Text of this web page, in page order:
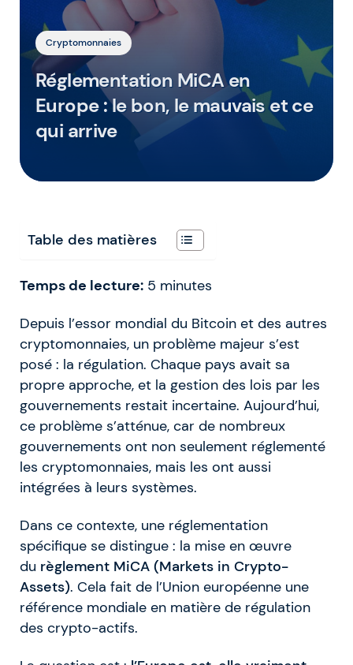
Cryptomonnaies
Réglementation MiCA en
Europe : le bon, le mauvais et ce
qui arrive
Table des matières
Temps de lecture: 5 minutes
Depuis l’essor mondial du Bitcoin et des autres
cryptomonnaies, un problème majeur s’est
posé : la régulation. Chaque pays avait sa
propre approche, et la gestion des lois par les
gouvernements restait incertaine. Aujourd’hui,
ce problème s’atténue, car de nombreux
gouvernements ont non seulement réglementé
les cryptomonnaies, mais les ont aussi
intégrées à leurs systèmes.
Dans ce contexte, une réglementation
spécifique se distingue : la mise en œuvre
du règlement MiCA (Markets in Crypto-
Assets). Cela fait de l’Union européenne une
référence mondiale en matière de régulation
des crypto-actifs.